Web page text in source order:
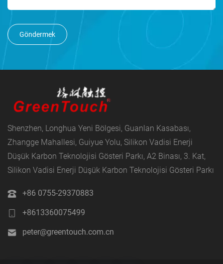
Göndermek
Shenzhen, Longhua Yeni Bölgesi, Guanlan Kasabası,
Zhangge Mahallesi, Guiyue Yolu, Silikon Vadisi Enerji
Düşük Karbon Teknolojisi Gösteri Parkı, A2 Binası, 3. Kat,
Silikon Vadisi Enerji Düşük Karbon Teknolojisi Gösteri Parkı
+86 0755-29370883
+8613360075499
peter@greentouch.com.cn